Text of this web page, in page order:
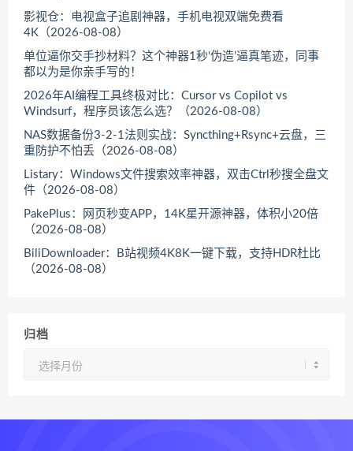
影视仓：电视盒子追剧神器，手机电视双端免费看
4K（2026-08-08）
单位逼你交手抄材料？这个神器1秒‘伪造’逼真笔迹，同事
都以为是你亲手写的！
2026年AI编程工具终极对比：Cursor vs Copilot vs
Windsurf，程序员该怎么选？（2026-08-08）
NAS数据备份3-2-1法则实战：Syncthing+Rsync+云盘，三
重防护不怕丢（2026-08-08）
Listary：Windows文件搜索效率神器，双击Ctrl秒搜全盘文
件（2026-08-08）
PakePlus：网页秒变APP，14K星开源神器，体积小20倍
（2026-08-08）
BiliDownloader：B站视频4K8K一键下载，支持HDR杜比
（2026-08-08）
归档